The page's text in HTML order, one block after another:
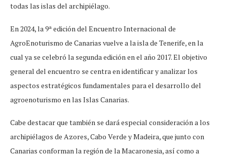
todas las islas del archipiélago.
En 2024, la 9ª edición del Encuentro Internacional de
AgroEnoturismo de Canarias vuelve a la isla de Tenerife, en la
cual ya se celebró la segunda edición en el año 2017. El objetivo
general del encuentro se centra en identificar y analizar los
aspectos estratégicos fundamentales para el desarrollo del
agroenoturismo en las Islas Canarias.
Cabe destacar que también se dará especial consideración a los
archipiélagos de Azores, Cabo Verde y Madeira, que junto con
Canarias conforman la región de la Macaronesia, así como a